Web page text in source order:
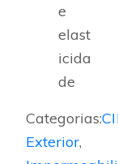
e
elast
icida
de
Categorias:
Exterior,